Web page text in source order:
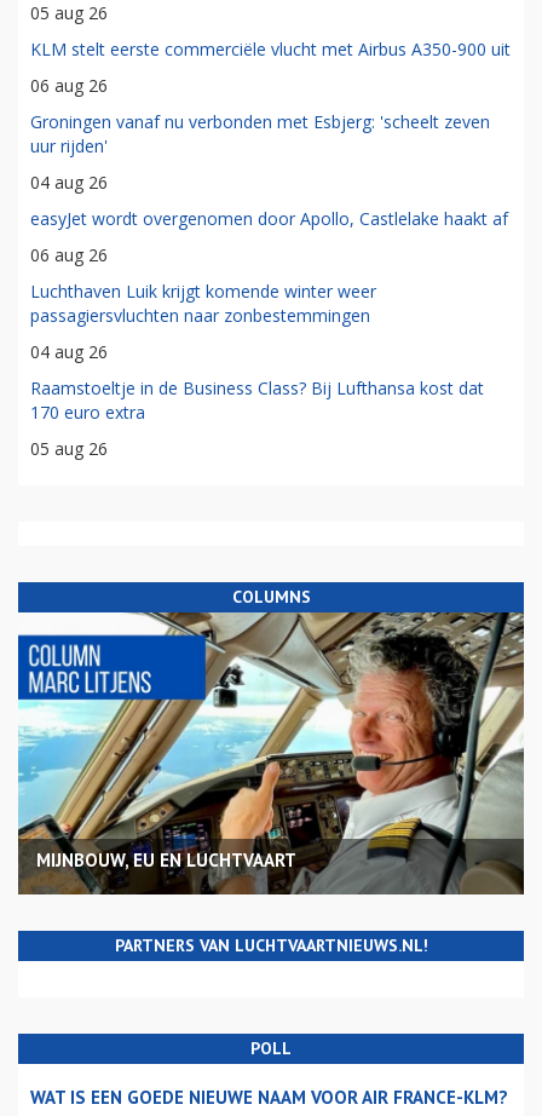
05 aug 26
KLM stelt eerste commerciële vlucht met Airbus A350-900 uit
06 aug 26
Groningen vanaf nu verbonden met Esbjerg: 'scheelt zeven
uur rijden'
04 aug 26
easyJet wordt overgenomen door Apollo, Castlelake haakt af
06 aug 26
Luchthaven Luik krijgt komende winter weer
passagiersvluchten naar zonbestemmingen
04 aug 26
Raamstoeltje in de Business Class? Bij Lufthansa kost dat
170 euro extra
05 aug 26
COLUMNS
MIJNBOUW, EU EN LUCHTVAART
PARTNERS VAN LUCHTVAARTNIEUWS.NL!
POLL
WAT IS EEN GOEDE NIEUWE NAAM VOOR AIR FRANCE-KLM?